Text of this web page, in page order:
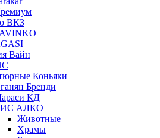
ВКЗ
Вайн
Коньяки
Бренди
КД
АЛКО
Животные
Храмы